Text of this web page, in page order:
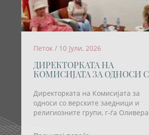
Петок / 10 Јули, 2026
ДИРЕКТОРКАТА НА
КОМИСИЈАТА ЗА ОДНОСИ
РЕЛИГИОЗНИТЕ ГРУПИ
ОСТВАРИ РАБОТНА СРЕДБА
ПРЕТСТАВНИЧКИ НА
ХРВАТСКАТА ЗАЕДНИЦА
Директорката на Комисијата за
односи со верските заедници и
религиозните групи, г-ѓа Оливера
средба со претставнички на